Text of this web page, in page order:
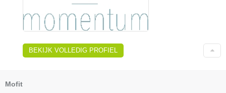
BEKIJK VOLLEDIG PROFIEL
Mofit